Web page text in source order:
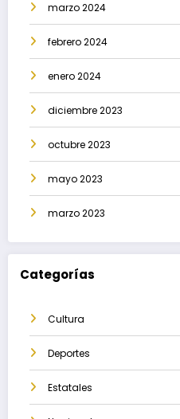
marzo 2024
febrero 2024
enero 2024
diciembre 2023
octubre 2023
mayo 2023
marzo 2023
Categorías
Cultura
Deportes
Estatales